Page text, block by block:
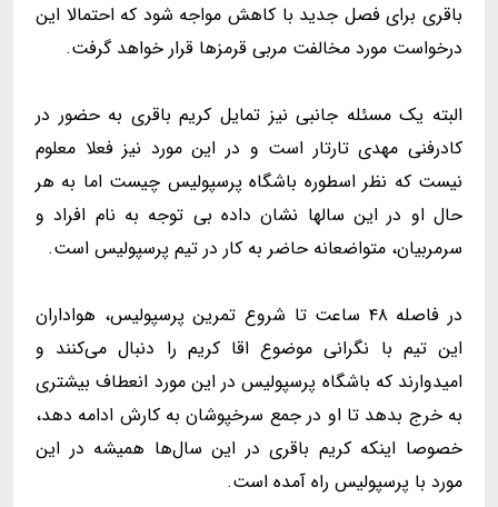
باقری برای فصل جدید با کاهش مواجه شود که احتمالا این
درخواست مورد مخالفت مربی قرمزها قرار خواهد گرفت.
البته یک مسئله جانبی نیز تمایل کریم باقری به حضور در
کادرفنی مهدی تارتار است و در این مورد نیز فعلا معلوم
نیست که نظر اسطوره باشگاه پرسپولیس چیست اما به هر
حال او در این سالها نشان داده بی توجه به نام افراد و
سرمربیان، متواضعانه حاضر به کار در تیم پرسپولیس است.
در فاصله ۴۸ ساعت تا شروع تمرین پرسپولیس، هواداران
این تیم با نگرانی موضوع اقا کریم را دنبال می‌کنند و
امیدوارند که باشگاه پرسپولیس در این مورد انعطاف بیشتری
به خرج بدهد تا او در جمع سرخپوشان به کارش ادامه دهد،
خصوصا اینکه کریم باقری در این سال‌ها همیشه در این
مورد با پرسپولیس راه آمده است.